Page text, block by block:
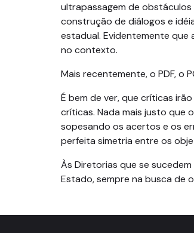
ultrapassagem de
construção de diálogos e
estadual. Evidentemente que
no contexto.
Mais recentemente, o PDF, o
É bem de ver, que críticas
críticas. Nada mais justo que
sopesando os acertos e os
perfeita simetria entre os
Às Diretorias que se
Estado, sempre na busca de